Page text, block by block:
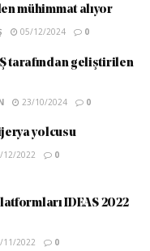
mühimmat alıyor
05/12/2024 0
tarafından geliştirilen
23/10/2024 0
yolcusu
12/2022 0
IDEAS 2022
11/2022 0